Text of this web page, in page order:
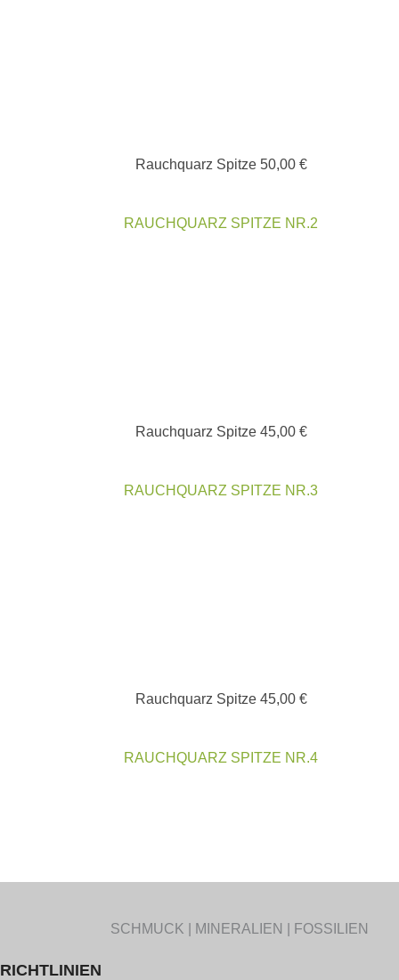
RAUCHQUARZ SPITZE NR.2
Rauchquarz Spitze 50,00 €
RAUCHQUARZ SPITZE NR.3
Rauchquarz Spitze 45,00 €
RAUCHQUARZ SPITZE NR.4
Rauchquarz Spitze 45,00 €
SCHMUCK | MINERALIEN | FOSSILIEN
RICHTLINIEN